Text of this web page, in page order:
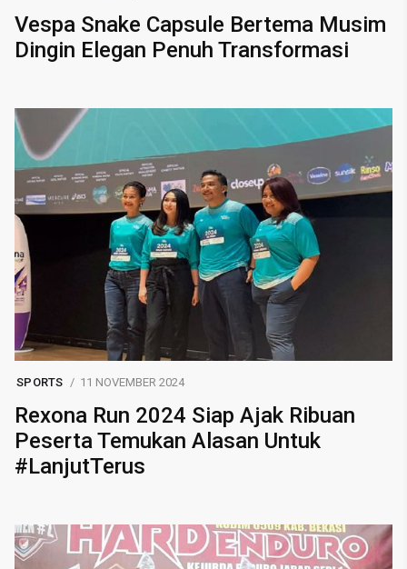
Vespa Snake Capsule Bertema Musim
Dingin Elegan Penuh Transformasi
SPORTS 11 NOVEMBER 2024
Rexona Run 2024 Siap Ajak Ribuan
Peserta Temukan Alasan Untuk
#LanjutTerus